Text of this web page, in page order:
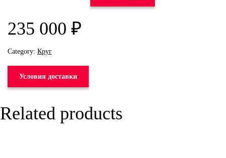
235 000 ₽
Category: Круг
Условия доставки
Related products